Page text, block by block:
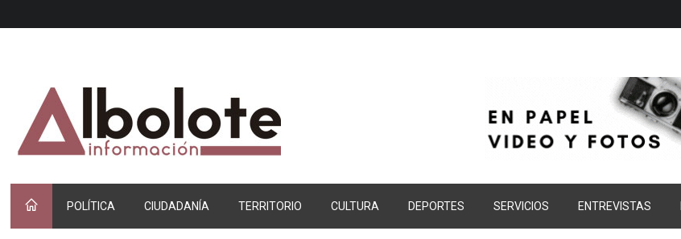
POLÍTICA CIUDADANÍA TERRITORIO CULTURA DEPORTES SERVICIOS ENTREVISTAS